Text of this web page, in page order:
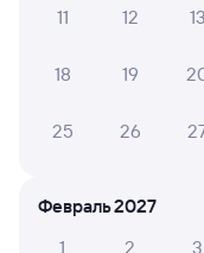
А ещё здесь
Обратные
Отели
11 12 13
18 19
25 26
Февраль 2027
1
2 3